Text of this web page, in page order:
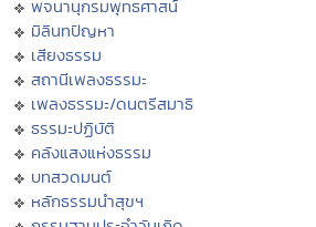
พจนานุกรมพุทธศาสน์
มิลินทปัญหา
เสียงธรรม
สถานีเพลงธรรมะ
เพลงธรรมะ/ดนตรีสมาธิ
ธรรมะปฏิบัติ
คลังแสงแห่งธรรม
บทสวดมนต์
หลักธรรมนำสุขฯ